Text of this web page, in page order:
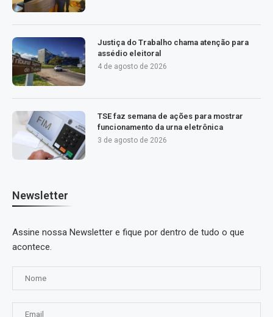
Justiça do Trabalho chama atenção para
assédio eleitoral
4 de agosto de 2026
TSE faz semana de ações para mostrar
funcionamento da urna eletrônica
3 de agosto de 2026
Newsletter
Assine nossa Newsletter e fique por dentro de tudo o que
acontece.